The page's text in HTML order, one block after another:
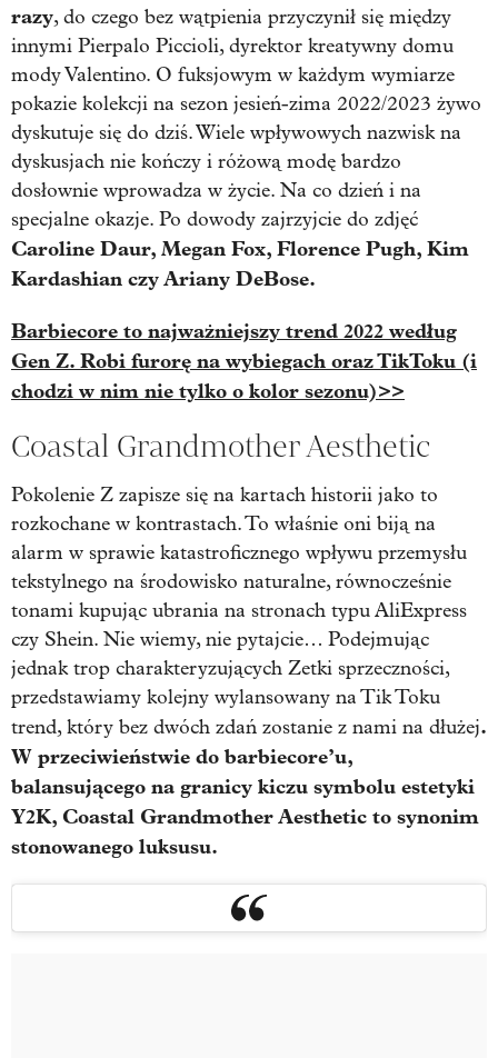
razy, do czego bez wątpienia przyczynił się między
innymi Pierpalo Piccioli, dyrektor kreatywny domu
mody Valentino. O fuksjowym w każdym wymiarze
pokazie kolekcji na sezon jesień-zima 2022/2023 żywo
dyskutuje się do dziś. Wiele wpływowych nazwisk na
dyskusjach nie kończy i różową modę bardzo
dosłownie wprowadza w życie. Na co dzień i na
specjalne okazje. Po dowody zajrzyjcie do zdjęć
Caroline Daur, Megan Fox, Florence Pugh, Kim
Kardashian czy Ariany DeBose.
Barbiecore to najważniejszy trend 2022 według
Gen Z. Robi furorę na wybiegach oraz TikToku (i
chodzi w nim nie tylko o kolor sezonu)>>
Coastal Grandmother Aesthetic
Pokolenie Z zapisze się na kartach historii jako to
rozkochane w kontrastach. To właśnie oni biją na
alarm w sprawie katastroficznego wpływu przemysłu
tekstylnego na środowisko naturalne, równocześnie
tonami kupując ubrania na stronach typu AliExpress
czy Shein. Nie wiemy, nie pytajcie… Podejmując
jednak trop charakteryzujących Zetki sprzeczności,
przedstawiamy kolejny wylansowany na Tik Toku
trend, który bez dwóch zdań zostanie z nami na dłużej.
W przeciwieństwie do barbiecore’u,
balansującego na granicy kiczu symbolu estetyki
Y2K, Coastal Grandmother Aesthetic to synonim
stonowanego luksusu.